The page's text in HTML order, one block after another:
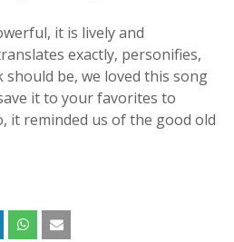
it is lively and
exactly, personifies,
be, we loved this song
it to your favorites to
it reminded us of the good old